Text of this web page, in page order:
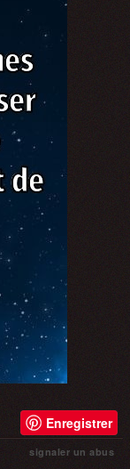
Enregistrer
signaler un abus